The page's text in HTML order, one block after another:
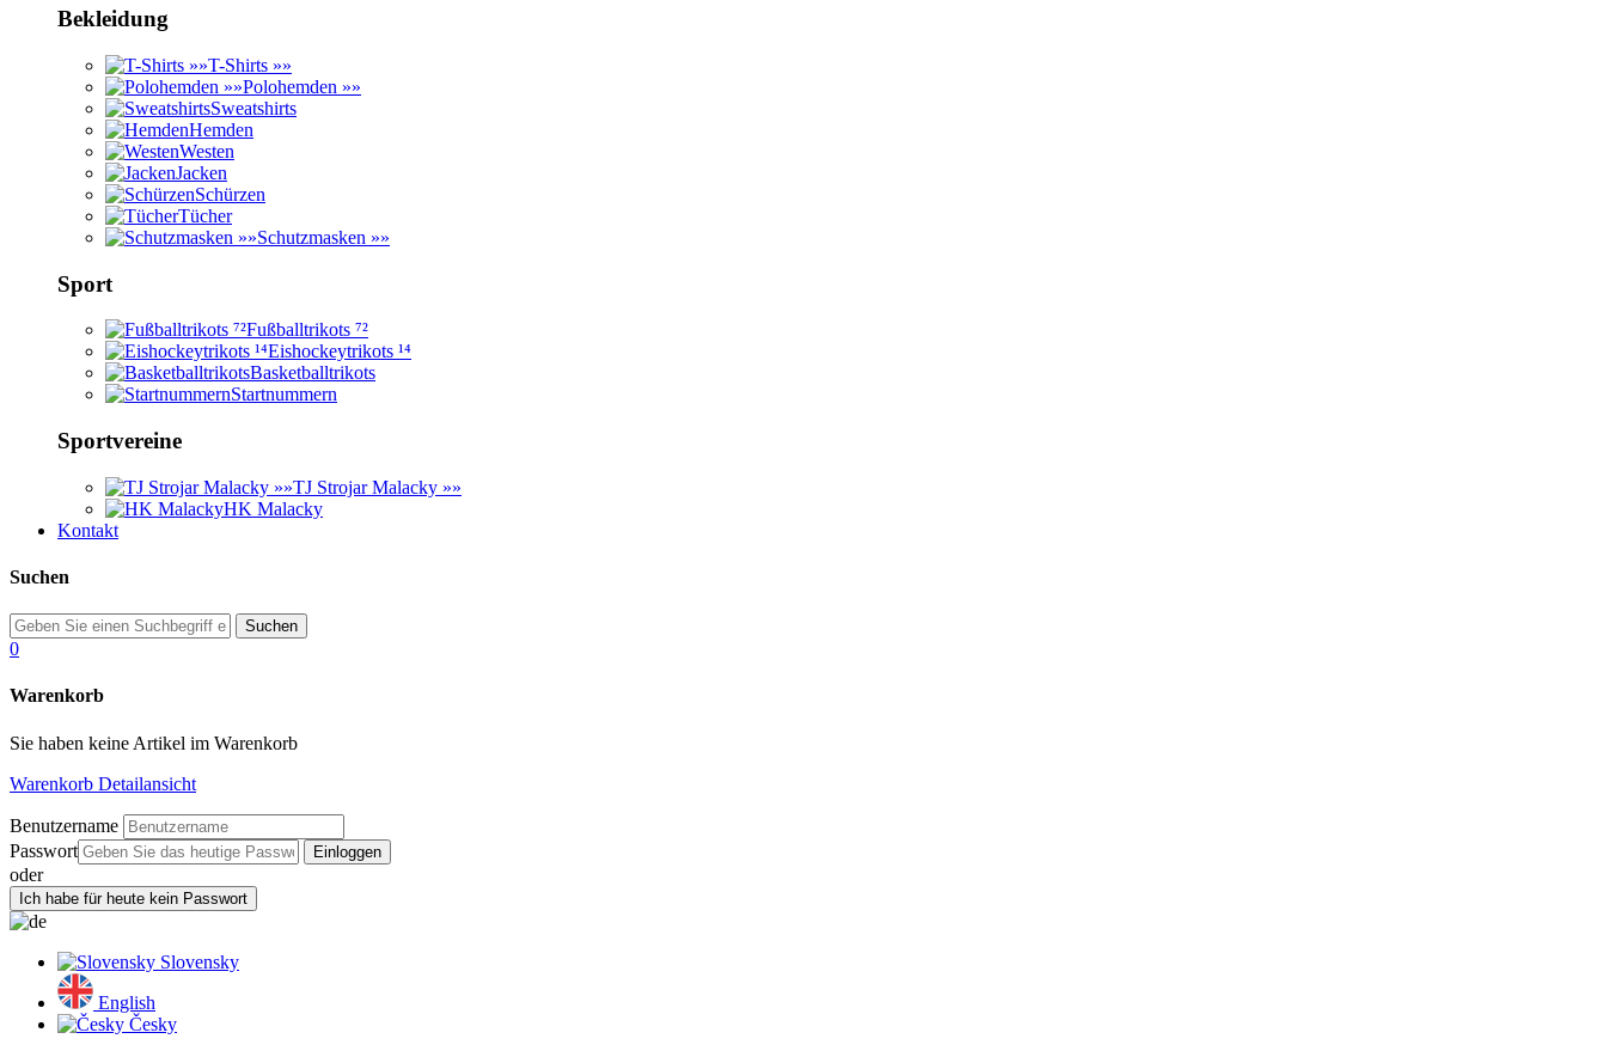
Bekleidung
T-Shirts »»
Polohemden »»
Sweatshirts
Hemden
Westen
Jacken
Schürzen
Tücher
Schutzmasken »»
Sport
Fußballtrikots ⁷²
Eishockeytrikots ¹⁴
Basketballtrikots
Startnummern
Sportvereine
TJ Strojar Malacky »»
HK Malacky
Kontakt
Suchen
0
Warenkorb
Sie haben keine Artikel im Warenkorb
Warenkorb Detailansicht
Benutzername
Passwort
oder
Slovensky
English
Česky